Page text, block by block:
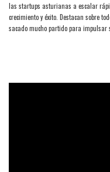
las startups asturianas a escalar
crecimiento y éxito. Destacan sobre
sacado mucho partido para impulsar